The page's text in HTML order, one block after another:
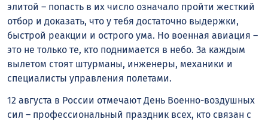
элитой – попасть в их число означало пройти жесткий
отбор и доказать, что у тебя достаточно выдержки,
быстрой реакции и острого ума. Но военная авиация –
это не только те, кто поднимается в небо. За каждым
вылетом стоят штурманы, инженеры, механики и
специалисты управления полетами.
12 августа в России отмечают День Военно-воздушных
сил – профессиональный праздник всех, кто связан с